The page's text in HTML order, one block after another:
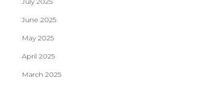
June 2025
May 2025
April 2025
March 2025